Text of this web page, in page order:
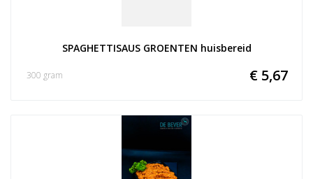
SPAGHETTISAUS GROENTEN huisbereid
€ 5,67
300 gram